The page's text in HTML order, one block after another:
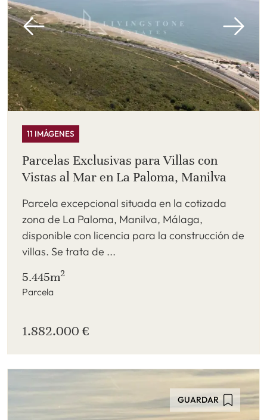
11 IMÁGENES
Parcelas Exclusivas para Villas con
Vistas al Mar en La Paloma, Manilva
Parcela excepcional situada en la cotizada
zona de La Paloma, Manilva, Málaga,
disponible con licencia para la construcción de
villas. Se trata de ...
5.445m2
Parcela
1.882.000 €
GUARDAR